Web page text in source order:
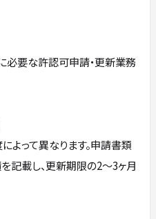
要な許認可申請・更新業務
よって異なります。申請書類
記載し、更新期限の2～3ヶ月